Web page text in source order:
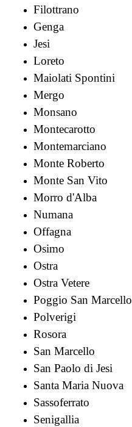
Filottrano
Genga
Jesi
Loreto
Maiolati Spontini
Mergo
Monsano
Montecarotto
Montemarciano
Monte Roberto
Monte San Vito
Morro d'Alba
Numana
Offagna
Osimo
Ostra
Ostra Vetere
Poggio San Marcello
Polverigi
Rosora
San Marcello
San Paolo di Jesi
Santa Maria Nuova
Sassoferrato
Senigallia